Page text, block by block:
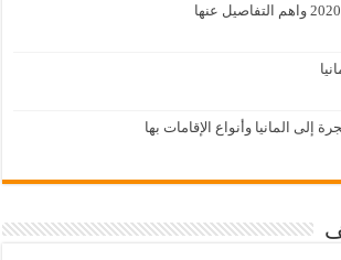
المانيا وأنواع الإقامات بها